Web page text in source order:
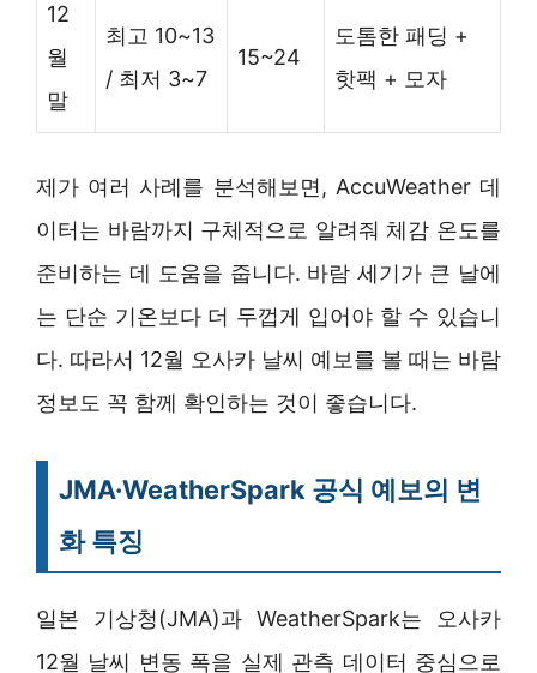
12
월
말
최고 10~13
/ 최저 3~7
15~24
도톰한 패딩 +
핫팩 + 모자
제가 여러 사례를 분석해보면, AccuWeather 데
이터는 바람까지 구체적으로 알려줘 체감 온도를
준비하는 데 도움을 줍니다. 바람 세기가 큰 날에
는 단순 기온보다 더 두껍게 입어야 할 수 있습니
다. 따라서 12월 오사카 날씨 예보를 볼 때는 바람
정보도 꼭 함께 확인하는 것이 좋습니다.
JMA·WeatherSpark 공식 예보의 변
화 특징
일본 기상청(JMA)과 WeatherSpark는 오사카
12월 날씨 변동 폭을 실제 관측 데이터 중심으로